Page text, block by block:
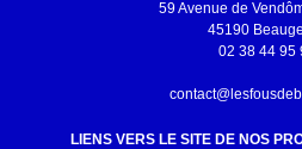
59 Avenue de
45190
02 38 44 95
LIENS VERS LE SITE DE NOS